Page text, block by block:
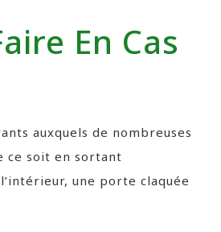
En Cas
auxquels de nombreuses
ce soit en sortant
une porte claquée